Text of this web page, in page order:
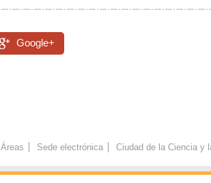
Google+
Áreas Sede electrónica Ciudad de la Ciencia y